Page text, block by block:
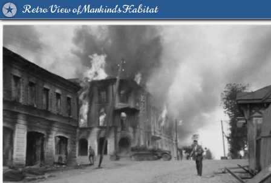
Retro View of Mankind's Habitat